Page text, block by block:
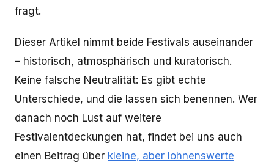
fragt.
Dieser Artikel nimmt beide Festivals auseinander
– historisch, atmosphärisch und kuratorisch.
Keine falsche Neutralität: Es gibt echte
Unterschiede, und die lassen sich benennen. Wer
danach noch Lust auf weitere
Festivalentdeckungen hat, findet bei uns auch
einen Beitrag über kleine, aber lohnenswerte